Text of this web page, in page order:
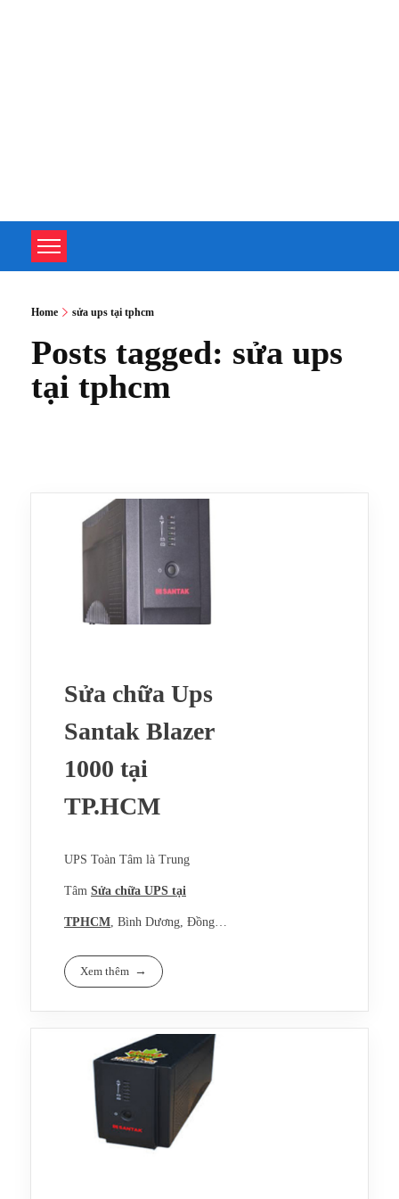
Home sửa ups tại tphcm
Posts tagged: sửa ups
tại tphcm
Sửa chữa Ups
Santak Blazer
1000 tại
TP.HCM
UPS Toàn Tâm là Trung
Tâm Sửa chữa UPS tại
TPHCM , Bình Dương, Đồng
Nai, Vũng Tàu, Tây Ninh, Bình
Phước chuyên sửa chữa Ups
Santak, APC, Eaton, Powerware,
Socomex, Emerson, Sunpac tận
nơi, bảo hành uy tín, dài hạn từ
6 – 12 tháng trở lên.
Ups Santak Blazer 1000
cho 02 bộ máy tính, sau khoảng
thời gian sử dụng từ 3 năm trở
lên, bắt đầu bị hư hỏng. Do vậy
việc sửa chữa là cần thiết để ups
hoạt động, đảm bảo nguồn điện
Xem thêm